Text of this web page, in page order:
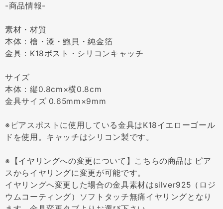
-商品情報-
素材・材質
本体：檜・漆・鮑貝・純金箔
金具：K18ポスト・シリコンキャッチ
サイズ
本体：縦0.8cm×横0.8cm
金具サイズ 0.65mm×9mm
※ピアスポストに使用している金具はK18イエローゴール
ドを使用。キャッチはシリコン製です。
※【イヤリングへの変更について】こちらの商品は ピア
スからイヤリングに変更が可能です。
イヤリングへ変更した場合の金具素材はsilver925（ロジ
ウムコーティング）ソフトタッチ無痛イヤリングとなり